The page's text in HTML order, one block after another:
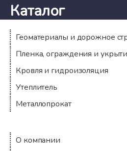
Каталог
Геоматериалы и дорожное
Пленка, ограждения и
Кровля и гидроизоляция
Утеплитель
Металлопрокат
Компания
О компании